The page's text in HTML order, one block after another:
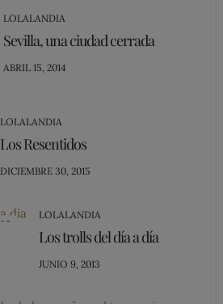
LOLALANDIA
Sevilla, una ciudad cerrada
POSTED
ABRIL 15, 2014
LOLALANDIA
Los Resentidos
POSTED
DICIEMBRE 30, 2015
13
LOLALANDIA
Los trolls del día a día
POSTED
JUNIO 9, 2013